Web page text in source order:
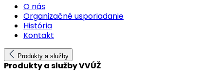
O nás
Organizačné usporiadanie
História
Kontakt
Produkty a služby
Produkty a služby VVÚŽ